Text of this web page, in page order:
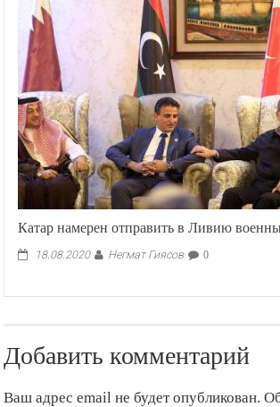
Катар намерен отправить в Ливию
18.08.2020 Негмат Гиясов 0
Добавить комментарий
Ваш адрес email не будет опубликован.